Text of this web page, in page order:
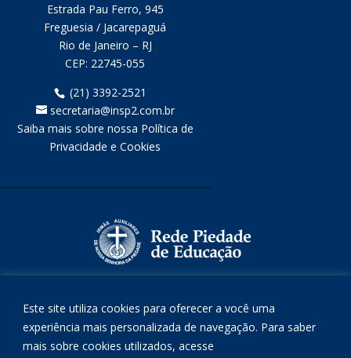
Este site utiliza cookies para oferecer a você uma
experiência mais personalizada de navegação. Para saber
mais sobre cookies utilizados, acesse
Estrada Pau Ferro, 945
Freguesia / Jacarepaguá
Rio de Janeiro – RJ
CEP: 22745-055
(21) 3392-2521
secretaria@insp2.com.br
Saiba mais sobre nossa Política de
Privacidade e Cookies